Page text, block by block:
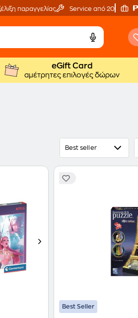
παραγγελίας Service από 20'
eGift Card
αμέτρητες επιλογές δώρων
Best seller
Best Seller